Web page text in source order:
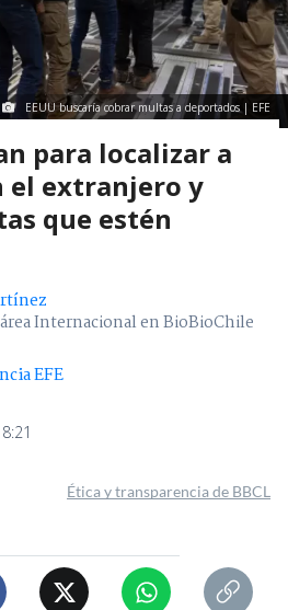
EEUU buscaría cobrar multas a deportados | EFE
para localizar a
el extranjero y
que estén
Internacional en BioBioChile
EFE
Ética y transparencia de BBCL